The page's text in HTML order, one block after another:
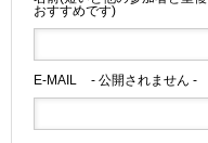
おすすめです)
E-MAIL - 公開されません -